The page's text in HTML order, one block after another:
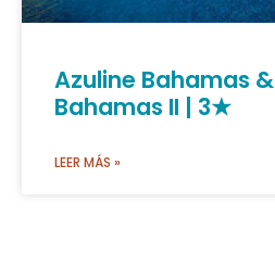
Azuline Bahamas &
Bahamas II | 3★
LEER MÁS »